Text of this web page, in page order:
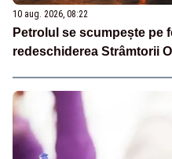
10 aug. 2026, 08:22
Petrolul se scumpește pe
redeschiderea Strâmtorii